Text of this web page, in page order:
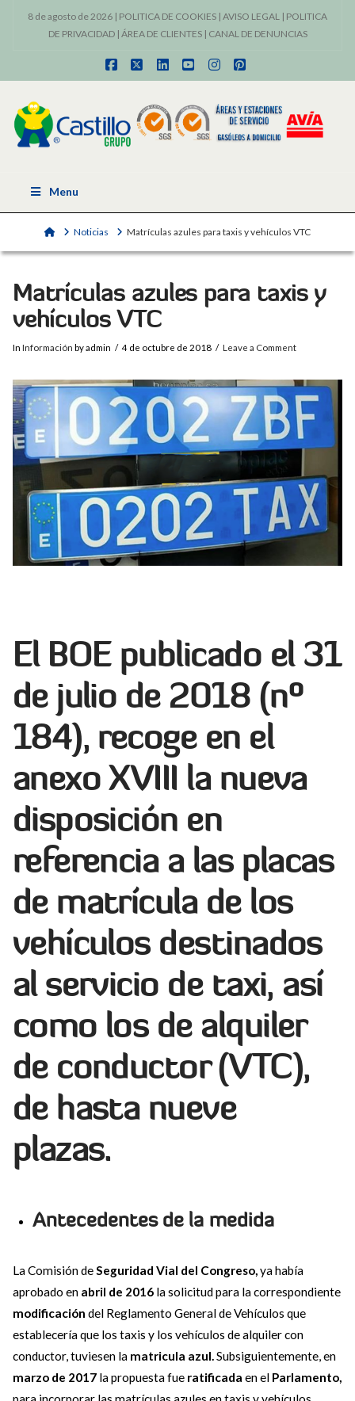
8 de agosto de 2026 | POLITICA DE COOKIES | AVISO LEGAL | POLITICA
DE PRIVACIDAD| ÁREA DE CLIENTES| CANAL DE DENUNCIAS
Facebook
X LinkedInYouTubeInstagram
Pinterest
Menu
HomeNoticias Matrículas azules para taxis y vehículos VTC
Matrículas azules para taxis y
vehículos VTC
In Información by admin 4 de octubre de 2018 Leave a Comment
El BOE publicado el 31
de julio de 2018 (nº
184), recoge en el
anexo XVIII la nueva
disposición en
referencia a las placas
de matrícula de los
vehículos destinados
al servicio de taxi, así
como los de alquiler
de conductor (VTC),
de hasta nueve
plazas.
Antecedentes de la medida
La Comisión deSeguridad Vial del Congreso,ya había
aprobado en abril de 2016la solicitud para la correspondiente
modificación del Reglamento General de Vehículos que
establecería que los taxis y los vehículos de alquiler con
conductor, tuviesen la matricula azul.Subsiguientemente, en
marzo de 2017la propuesta fueratificada en el Parlamento,